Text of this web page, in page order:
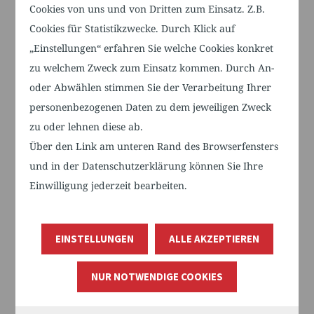
Cookies von uns und von Dritten zum Einsatz. Z.B.
Cookies für Statistikzwecke. Durch Klick auf
„Einstellungen“ erfahren Sie welche Cookies konkret
zu welchem Zweck zum Einsatz kommen. Durch An-
oder Abwählen stimmen Sie der Verarbeitung Ihrer
personenbezogenen Daten zu dem jeweiligen Zweck
zu oder lehnen diese ab.
Über den Link am unteren Rand des Browserfensters
und in der Datenschutzerklärung können Sie Ihre
Einwilligung jederzeit bearbeiten.
EINSTELLUNGEN ALLE AKZEPTIEREN
NUR NOTWENDIGE COOKIES
Geschäftsordnung stand die Wahl des
Vorstandes auf der Tagesordnung. Als
Vorsitzender wurde Peter Bechtel (BV
Pflegemanagement), als seine
Stellvertreterin Gabriele Hönes (LIGA),
als weitere Vorstandsmitglieder Anne-
Kathrin Gerhardts (Württembergische
Schwesternschaft vom Roten Kreuz e.V.)
und Peter Koch (Pflegebündnis
Mittelbaden) gewählt.
Für das Pflegebündnis Mittelbaden ist es
eine Ehre und ein besondere
Anerkennung unseres zwischenzeitlich
zehnjährigen Engagements für die